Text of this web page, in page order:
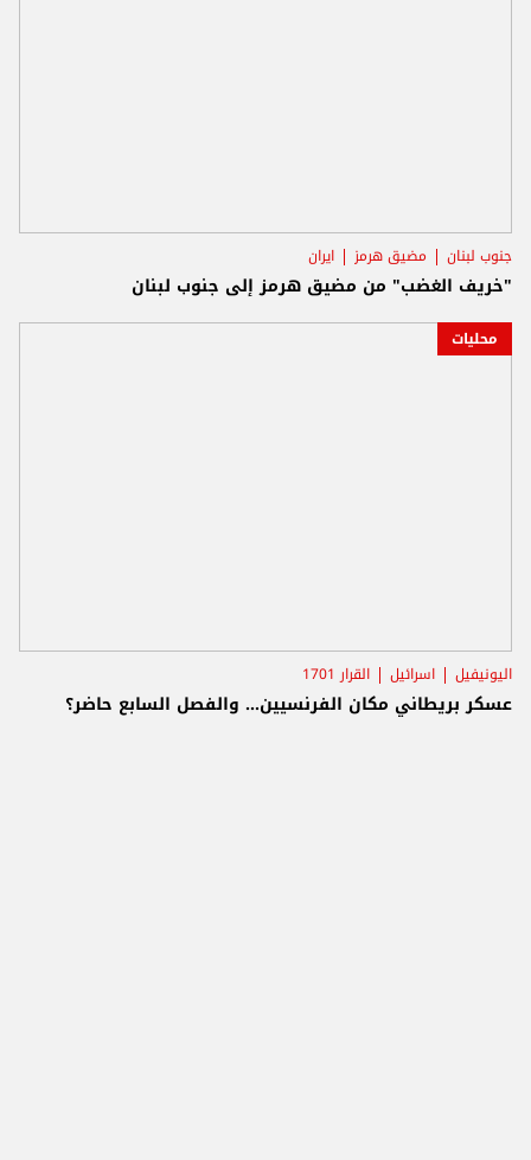
جنوب لبنان مضيق هرمز ايران
"خريف الغضب" من مضيق هرمز إلى جنوب لبنان
محليات
اليونيفيل اسرائيل القرار 1701
عسكر بريطاني مكان الفرنسيين... والفصل السابع حاضر؟